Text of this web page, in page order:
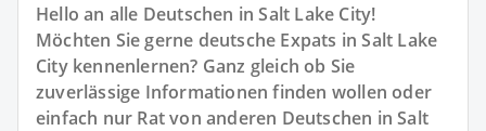
Hello an alle Deutschen in Salt Lake City!
Möchten Sie gerne deutsche Expats in Salt Lake
City kennenlernen? Ganz gleich ob Sie
zuverlässige Informationen finden wollen oder
einfach nur Rat von anderen Deutschen in Salt